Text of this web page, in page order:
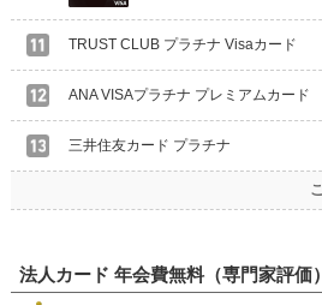
TRUST CLUB プラチナ Visaカード
ANA VISAプラチナ プレミアムカード
三井住友カード プラチナ
法人カード 年会費無料（専門家評価）